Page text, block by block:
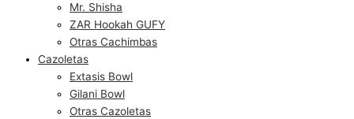
Mr. Shisha
ZAR Hookah GUFY
Otras Cachimbas
Cazoletas
Extasis Bowl
Gilani Bowl
Otras Cazoletas